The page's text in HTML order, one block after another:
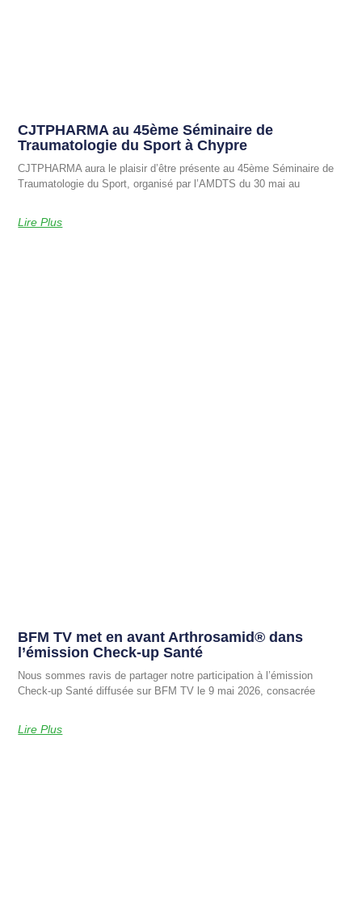
CJTPHARMA au 45ème Séminaire de
Traumatologie du Sport à Chypre
CJTPHARMA aura le plaisir d’être présente au 45ème Séminaire de
Traumatologie du Sport, organisé par l’AMDTS du 30 mai au
Lire Plus
BFM TV met en avant Arthrosamid® dans
l’émission Check-up Santé
Nous sommes ravis de partager notre participation à l’émission
Check-up Santé diffusée sur BFM TV le 9 mai 2026, consacrée
Lire Plus